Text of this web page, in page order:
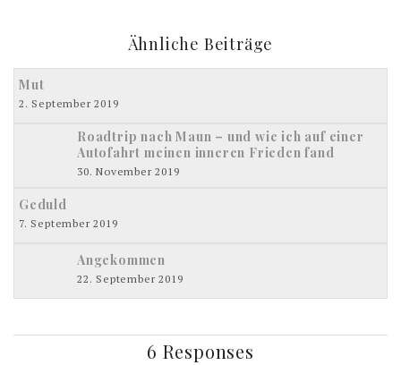
Ähnliche Beiträge
Mut
2. September 2019
Roadtrip nach Maun – und wie ich auf einer
Autofahrt meinen inneren Frieden fand
30. November 2019
Geduld
7. September 2019
Angekommen
22. September 2019
6 Responses